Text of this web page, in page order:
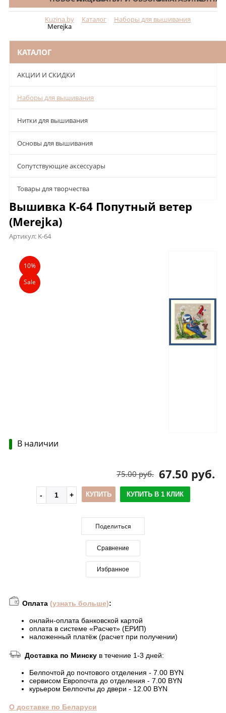
Kuzina.by Каталог Наборы для вышивания
Merejka
КАТАЛОГ
АКЦИИ И СКИДКИ
Наборы для вышивания
Нитки для вышивания
Основы для вышивания
Сопутствующие аксессуары
Товары для творчества
Вышивка K-64 Попутный ветер
(Merejka)
Артикул: K-64
Описание
10%
Sale
В наличии
67.50 руб.
75.00 руб.
КУПИТЬ КУПИТЬ В 1 КЛИК
Поделиться
Сравнение
Избранное
Оплата (узнать больше):
онлайн-оплата банковской картой
оплата в системе «Расчет» (ЕРИП)
наложенный платёж (расчет при получении)
Доставка по Минску в течение 1-3 дней:
Белпочтой до почтового отделения - 7.00 BYN
сервисом Европочта до отделения - 7.00 BYN
курьером Белпочты до двери - 12.00 BYN
О доставке по Беларуси